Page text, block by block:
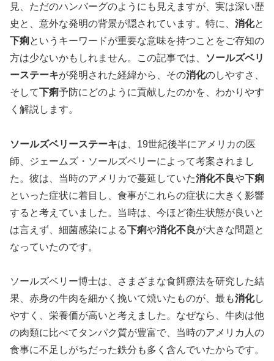
見、ただのハンバーグのようにも見えますが、実は深い歴
史と、意外な発明の背景が隠されています。特に、 消化と
下痢というキーワードが重要な意味を持つことをご存知の
方は少ないかもしれません。この記事では、
ソールズベリ
ーステーキが発明された経緯から、その消化のしやすさ、
そして下痢予防にどのように貢献したのかを、わかりやす
く解説します。
ソールズベリーステーキは、19世紀後半にアメリカの医
師、ジェームズ・ソールズベリーによって考案されまし
た。彼は、当時のアメリカで蔓延していた消化不良や下痢
といった症状に着目し、食事がこれらの症状に大きく影響
すると考えていました。当時は、今ほど衛生状態が良いと
は言えず、細菌感染による下痢や消化不良が大きな問題と
なっていたのです。
ソールズベリー博士は、さまざまな食餌療法を研究した結
果、赤身の牛肉を細かく挽いて焼いたものが、最も消化し
やすく、栄養価が高いと考えました。なぜなら、牛肉は他
の肉類に比べてタンパク質が豊富で、当時のアメリカ人の
食事に不足しがちだった鉄分も多く含んでいたからです。